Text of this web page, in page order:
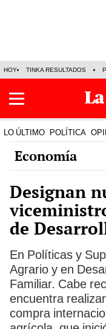
HOY TINKA RESULTADOS
LO ÚLTIMO POLÍTICA
Economía
Designan
de
En Políticas y
Agrario y en
Familiar. Cabe
encuentra
compra